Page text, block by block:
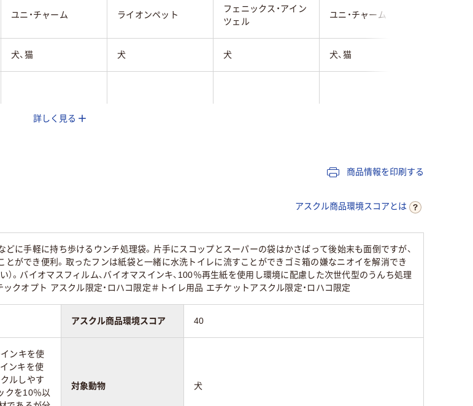
ユニ・チャーム ライオンペット
フェニックス・アイン
ツェル
ユニ・チャーム
犬、猫 犬 犬 犬、猫
詳しく見る
商品情報を印刷する
アスクル商品環境スコアとは
どに手軽に持ち歩けるウンチ処理袋。片手にスコップとスーパーの袋はかさばって後始末も面倒ですが、
ができ便利。取ったフンは紙袋と一緒に水洗トイレに流すことができゴミ箱の嫌なニオイを解消でき
）。バイオマスフィルム、バイオマスインキ、100％再生紙を使用し環境に配慮した次世代型のうんち処理
クオプト アスクル限定・ロハコ限定＃トイレ用品 エチケットアスクル限定・ロハコ限定
アスクル商品環境スコア 40
ンキを使
ンキを使
ルしやす
クを10％以
対象動物 犬